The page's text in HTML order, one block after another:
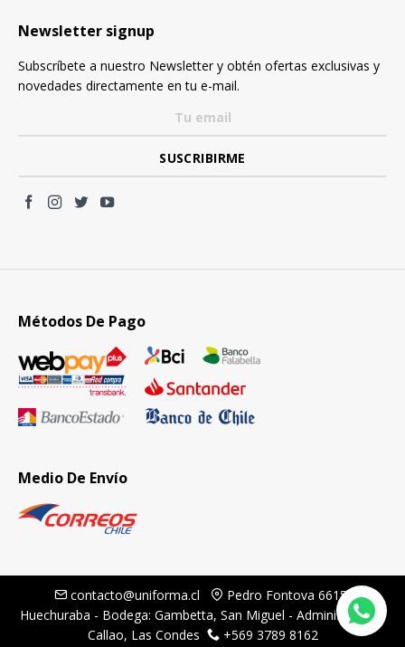
Newsletter signup
Subscríbete a nuestro Newsletter y obtén ofertas exclusivas y
novedades directamente en tu e-mail.
Métodos De Pago
Medio De Envío
contacto@uniforma.cl
Pedro Fontova 6615,
Huechuraba - Bodega: Gambetta, San Miguel - Administración:
Callao, Las Condes
+569 3789 8162